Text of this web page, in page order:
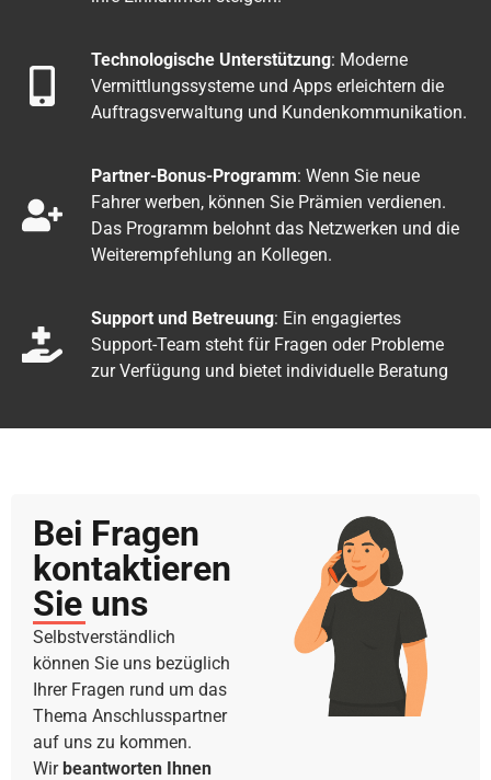
Technologische Unterstützung: Moderne
Vermittlungssysteme und Apps erleichtern die
Auftragsverwaltung und Kundenkommunikation.
Partner-Bonus-Programm: Wenn Sie neue
Fahrer werben, können Sie Prämien verdienen.
Das Programm belohnt das Netzwerken und die
Weiterempfehlung an Kollegen.
Support und Betreuung: Ein engagiertes
Support-Team steht für Fragen oder Probleme
zur Verfügung und bietet individuelle Beratung
Bei Fragen
kontaktieren
Sie uns
Selbstverständlich
können Sie uns bezüglich
Ihrer Fragen rund um das
Thema Anschlusspartner
auf uns zu kommen.
Wirbeantworten Ihnen